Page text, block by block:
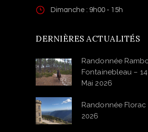
Dimanche : 9h00 - 15h
DERNIÈRES ACTUALITÉS
Randonnée
Fontainebleau – 14
Mai 2026
Randonnée Florac
2026